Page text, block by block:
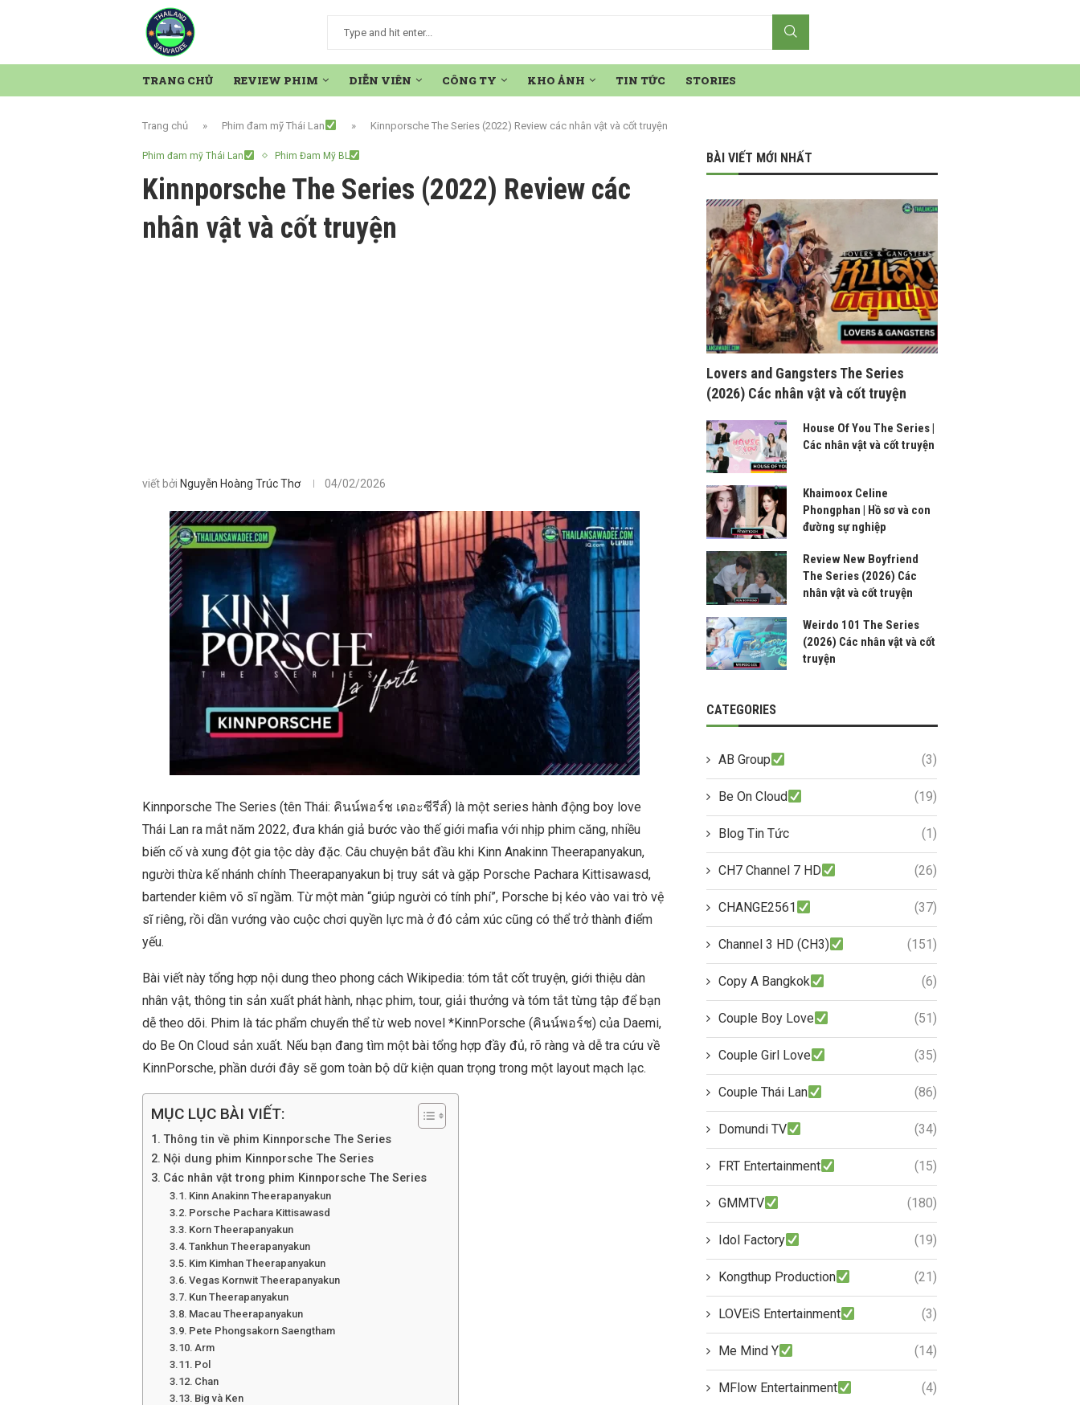
TRANG CHỦ REVIEW PHIM DIỄN VIÊN CÔNG TY KHO ẢNH TIN TỨC STORIES
Trang chủ » Phim đam mỹ Thái Lan » Kinnporsche The Series (2022) Review các nhân vật và cốt truyện
Phim đam mỹ Thái Lan Phim Đam Mỹ BL
Kinnporsche The Series (2022) Review các
nhân vật và cốt truyện
viết bởi Nguyễn Hoàng Trúc Thơ 04/02/2026
Kinnporsche The Series (tên Thái: คินน์พอร์ช เดอะซีรีส์) là một series hành động boy love
Thái Lan ra mắt năm 2022, đưa khán giả bước vào thế giới mafia với nhịp phim căng, nhiều
biến cố và xung đột gia tộc dày đặc. Câu chuyện bắt đầu khi Kinn Anakinn Theerapanyakun,
người thừa kế nhánh chính Theerapanyakun bị truy sát và gặp Porsche Pachara Kittisawasd,
bartender kiêm võ sĩ ngầm. Từ một màn “giúp người có tính phí”, Porsche bị kéo vào vai trò vệ
sĩ riêng, rồi dần vướng vào cuộc chơi quyền lực mà ở đó cảm xúc cũng có thể trở thành điểm
yếu.
Bài viết này tổng hợp nội dung theo phong cách Wikipedia: tóm tắt cốt truyện, giới thiệu dàn
nhân vật, thông tin sản xuất phát hành, nhạc phim, tour, giải thưởng và tóm tắt từng tập để bạn
dễ theo dõi. Phim là tác phẩm chuyển thể từ web novel *KinnPorsche (คินน์พอร์ช) của Daemi,
do Be On Cloud sản xuất. Nếu bạn đang tìm một bài tổng hợp đầy đủ, rõ ràng và dễ tra cứu về
KinnPorsche, phần dưới đây sẽ gom toàn bộ dữ kiện quan trọng trong một layout mạch lạc.
MỤC LỤC BÀI VIẾT:
Thông tin về phim Kinnporsche The Series
Nội dung phim Kinnporsche The Series
Các nhân vật trong phim Kinnporsche The Series
Kinn Anakinn Theerapanyakun
Porsche Pachara Kittisawasd
Korn Theerapanyakun
Tankhun Theerapanyakun
Kim Kimhan Theerapanyakun
Vegas Kornwit Theerapanyakun
Kun Theerapanyakun
Macau Theerapanyakun
Pete Phongsakorn Saengtham
Arm
Pol
Chan
Big và Ken
BÀI VIẾT MỚI NHẤT
Lovers and Gangsters The Series
(2026) Các nhân vật và cốt truyện
House Of You The Series |
Các nhân vật và cốt truyện
Khaimoox Celine
Phongphan | Hồ sơ và con
đường sự nghiệp
Review New Boyfriend
The Series (2026) Các
nhân vật và cốt truyện
Weirdo 101 The Series
(2026) Các nhân vật và cốt
truyện
CATEGORIES
AB Group (3)
Be On Cloud (19)
Blog Tin Tức (1)
CH7 Channel 7 HD (26)
CHANGE2561 (37)
Channel 3 HD (CH3) (151)
Copy A Bangkok (6)
Couple Boy Love (51)
Couple Girl Love (35)
Couple Thái Lan (86)
Domundi TV (34)
FRT Entertainment (15)
GMMTV (180)
Idol Factory (19)
Kongthup Production (21)
LOVEiS Entertainment (3)
Me Mind Y (14)
MFlow Entertainment (4)